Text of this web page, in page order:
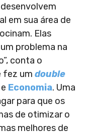
em sua área de
Elas
problema na
conta o
fez um double
Economia. Uma
para que os
de otimizar o
melhores de